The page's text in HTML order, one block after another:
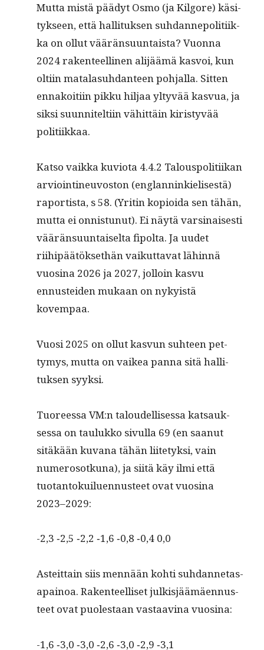
Mut­ta mis­tä päädyt Osmo (ja Kil­go­re) käsi­
tyk­seen, että hal­li­tuk­sen suh­dan­nepoli­ti­ik­
ka on ollut väärän­su­un­taista? Vuon­na
2024 rak­en­teelli­nen ali­jäämä kasvoi, kun
olti­in mata­la­suh­dan­teen poh­jal­la. Sit­ten
ennakoiti­in pikku hil­jaa yltyvää kasvua, ja
sik­si suun­nitelti­in vähit­täin kiristyvää
politiikkaa.
Kat­so vaik­ka kuvio­ta 4.4.2 Talous­poli­ti­ikan
arvioin­tineu­vos­ton (englan­ninkielis­es­tä)
raportista, s 58. (Yritin kopi­oi­da sen tähän,
mut­ta ei onnis­tunut). Ei näytä varsi­nais­es­ti
väärän­su­un­taiselta fipol­ta. Ja uudet
riihipäätök­sethän vaikut­ta­vat lähin­nä
vuosi­na 2026 ja 2027, jol­loin kasvu
ennustei­den mukaan on nyky­istä
kovempaa.
Vuosi 2025 on ollut kasvun suh­teen pet­
tymys, mut­ta on vaikea pan­na sitä hal­li­
tuk­sen syyksi.
Tuoreessa VM:n taloudel­lises­sa kat­sauk­
ses­sa on taulukko sivul­la 69 (en saanut
sitäkään kuvana tähän liite­tyk­si, vain
numerosotku­na), ja siitä käy ilmi että
tuotan­tokuiluen­nus­teet ovat vuosi­na
2023–2029:
-2,3 ‑2,5 ‑2,2 ‑1,6 ‑0,8 ‑0,4 0,0
Asteit­tain siis men­nään kohti suh­dan­netas­
apain­oa. Rak­en­teel­liset julk­isjäämäen­nus­
teet ovat puolestaan vas­taav­ina vuosina:
-1,6 ‑3,0 ‑3,0 ‑2,6 ‑3,0 ‑2,9 ‑3,1